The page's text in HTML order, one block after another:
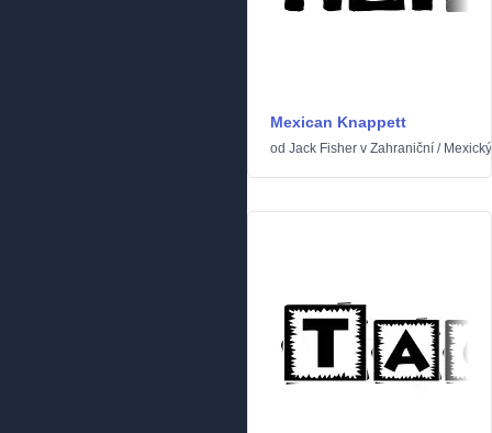
Mexican Knappett
od Jack Fisher v Zahraniční / Mexický